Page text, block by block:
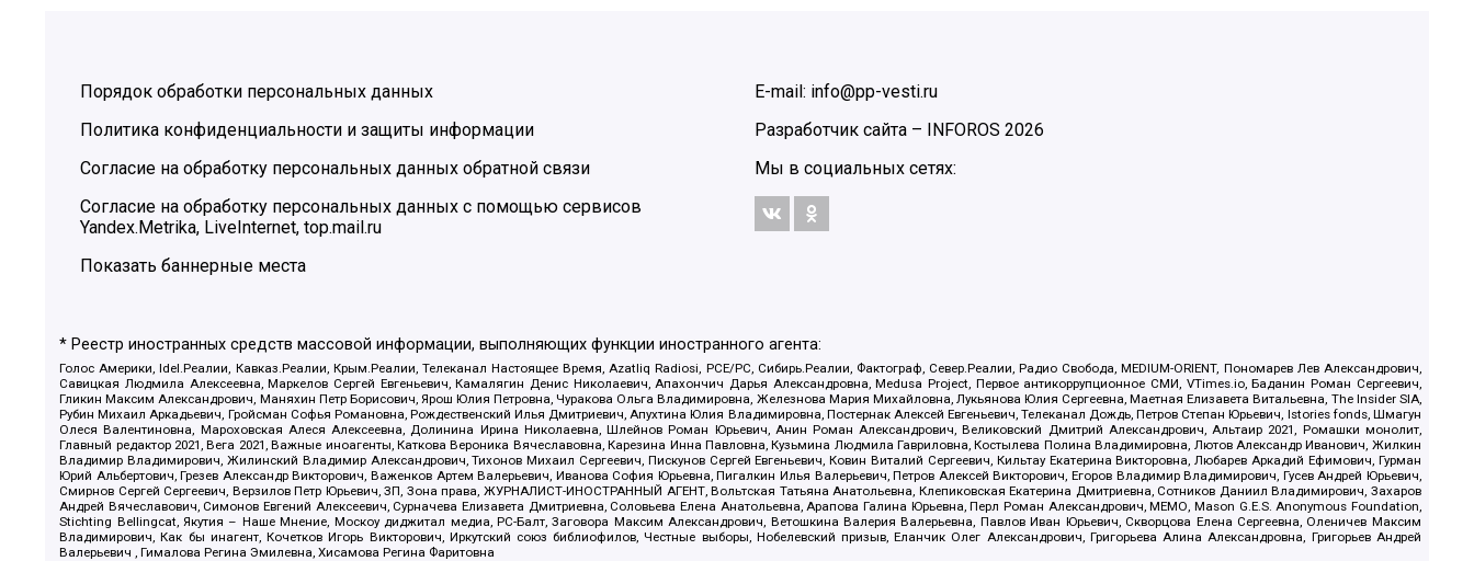
Порядок обработки персональных данных
Политика конфиденциальности и защиты информации
Согласие на обработку персональных данных обратной связи
Согласие на обработку персональных данных с помощью сервисов
Yandex.Metrika, LiveInternet, top.mail.ru
Показать баннерные места
E-mail: info@pp-vesti.ru
Разработчик сайта –
INFOROS 2026
Мы в социальных сетях:
* Реестр иностранных средств массовой информации, выполняющих функции иностранного агента:
Голос Америки, Idel.Реалии, Кавказ.Реалии, Крым.Реалии, Телеканал Настоящее Время, Azatliq Radiosi, PCE/PC, Сибирь.Реалии, Фактограф, Север.Реалии, Радио Свобода, MEDIUM-ORIENT, Пономарев Лев Александрович,
Савицкая Людмила Алексеевна, Маркелов Сергей Евгеньевич, Камалягин Денис Николаевич, Апахончич Дарья Александровна, Medusa Project, Первое антикоррупционное СМИ, VTimes.io, Баданин Роман Сергеевич,
Гликин Максим Александрович, Маняхин Петр Борисович, Ярош Юлия Петровна, Чуракова Ольга Владимировна, Железнова Мария Михайловна, Лукьянова Юлия Сергеевна, Маетная Елизавета Витальевна, The Insider SIA,
Рубин Михаил Аркадьевич, Гройсман Софья Романовна, Рождественский Илья Дмитриевич, Апухтина Юлия Владимировна, Постернак Алексей Евгеньевич, Телеканал Дождь, Петров Степан Юрьевич, Istories fonds, Шмагун
Олеся Валентиновна, Мароховская Алеся Алексеевна, Долинина Ирина Николаевна, Шлейнов Роман Юрьевич, Анин Роман Александрович, Великовский Дмитрий Александрович, Альтаир 2021, Ромашки монолит,
Главный редактор 2021, Вега 2021, Важные иноагенты, Каткова Вероника Вячеславовна, Карезина Инна Павловна, Кузьмина Людмила Гавриловна, Костылева Полина Владимировна, Лютов Александр Иванович, Жилкин
Владимир Владимирович, Жилинский Владимир Александрович, Тихонов Михаил Сергеевич, Пискунов Сергей Евгеньевич, Ковин Виталий Сергеевич, Кильтау Екатерина Викторовна, Любарев Аркадий Ефимович, Гурман
Юрий Альбертович, Грезев Александр Викторович, Важенков Артем Валерьевич, Иванова София Юрьевна, Пигалкин Илья Валерьевич, Петров Алексей Викторович, Егоров Владимир Владимирович, Гусев Андрей Юрьевич,
Смирнов Сергей Сергеевич, Верзилов Петр Юрьевич, ЗП, Зона права, ЖУРНАЛИСТ-ИНОСТРАННЫЙ АГЕНТ, Вольтская Татьяна Анатольевна, Клепиковская Екатерина Дмитриевна, Сотников Даниил Владимирович, Захаров
Андрей Вячеславович, Симонов Евгений Алексеевич, Сурначева Елизавета Дмитриевна, Соловьева Елена Анатольевна, Арапова Галина Юрьевна, Перл Роман Александрович, МЕМО, Mason G.E.S. Anonymous Foundation,
Stichting Bellingcat, Якутия – Наше Мнение, Москоу диджитал медиа, РС-Балт, Заговора Максим Александрович, Ветошкина Валерия Валерьевна, Павлов Иван Юрьевич, Скворцова Елена Сергеевна, Оленичев Максим
Владимирович, Как бы инагент, Кочетков Игорь Викторович, Иркутский союз библиофилов, Честные выборы, Нобелевский призыв, Еланчик Олег Александрович, Григорьева Алина Александровна, Григорьев Андрей
Валерьевич , Гималова Регина Эмилевна, Хисамова Регина Фаритовна